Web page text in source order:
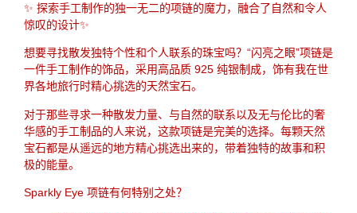
✨ 探索手工制作的独一无二的项链的魔力，融合了自然和令人
惊叹的设计✨
想要寻找散发独特个性和个人联系的珠宝吗？“闪亮之眼”项链是
一件手工制作的饰品，采用高品质 925 纯银制成，饰有我在世
界各地旅行时精心挑选的天然宝石。
对于那些寻求一种散发力量、与自然的联系以及无与伦比的奢
华感的手工制品的人来说，这款项链是完美的选择。每颗天然
宝石都是从遥远的地方精心挑选出来的，带着独特的故事和积
极的能量。
Sparkly Eye 项链有何特别之处？